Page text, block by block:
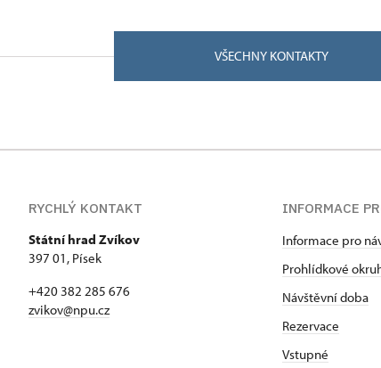
VŠECHNY KONTAKTY
RYCHLÝ KONTAKT
Státní hrad Zvíkov
397 01, Písek
+420 382 285 676
zvikov@npu.cz
INFORMACE
Informace pro
Prohlídkové
Návštěvní doba
Rezervace
Vstupné